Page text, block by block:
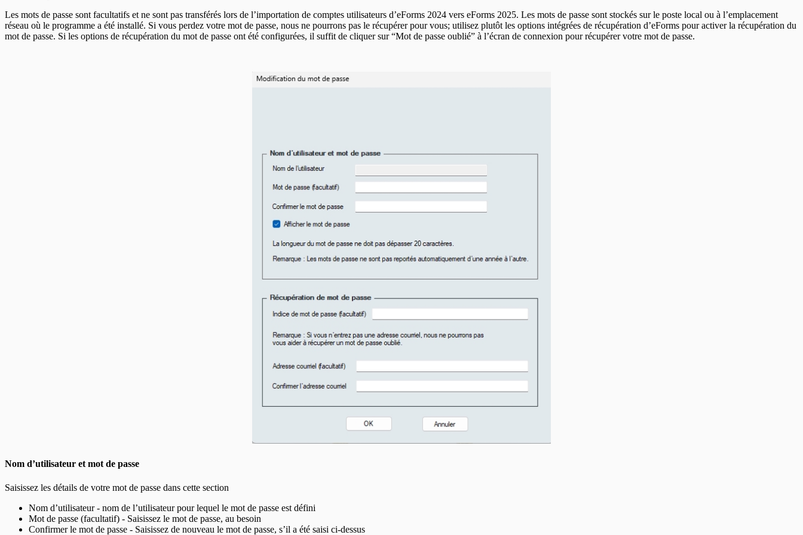
Les mots de passe sont facultatifs et ne sont pas transférés lors de l’importation de comptes utilisateurs d’eForms 2024 vers eForms 2025. Les mots de passe sont stockés sur le poste local ou à l’emplacement
réseau où le programme a été installé. Si vous perdez votre mot de passe, nous ne pourrons pas le récupérer pour vous; utilisez plutôt les options intégrées de récupération d’eForms pour activer la récupération du
mot de passe. Si les options de récupération du mot de passe ont été configurées, il suffit de cliquer sur “Mot de passe oublié” à l’écran de connexion pour récupérer votre mot de passe.
Nom d’utilisateur et mot de passe
Saisissez les détails de votre mot de passe dans cette section
Nom d’utilisateur - nom de l’utilisateur pour lequel le mot de passe est défini
Mot de passe (facultatif) - Saisissez le mot de passe, au besoin
Confirmer le mot de passe - Saisissez de nouveau le mot de passe, s’il a été saisi ci-dessus